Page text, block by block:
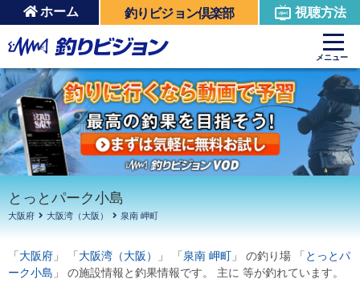
ホーム 釣りビジョン倶楽部 視聴方法
メニュー
とっとパーク小島
大阪府 大阪湾（大阪） 泉南 岬町
「 大阪府 」 「 大阪湾（大阪） 」 「 泉南 岬町 」 の釣り場 「 とっとパ
ーク小島 」 の施設情報と釣果情報です。 主に 等が釣れています。
周辺の施設を見る